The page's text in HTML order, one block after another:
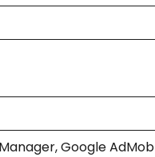
Google AdMob